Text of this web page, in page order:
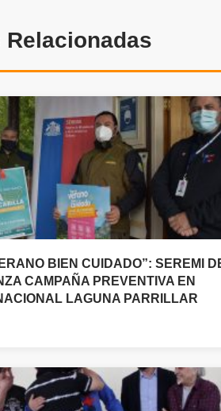
BIEN CUIDADO”: SEREMI
CAMPAÑA PREVENTIVA EN
LAGUNA PARRILLAR